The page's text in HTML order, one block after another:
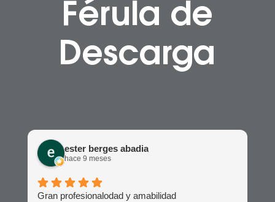
Férula de
Descarga
ester berges abadia
hace 9 meses
Gran profesionalodad y amabilidad